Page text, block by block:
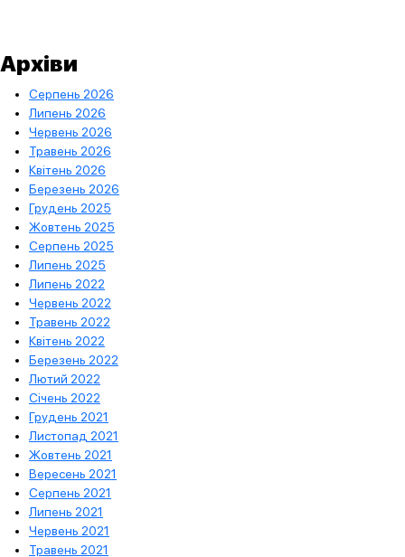
Архіви
Серпень 2026
Липень 2026
Червень 2026
Травень 2026
Квітень 2026
Березень 2026
Грудень 2025
Жовтень 2025
Серпень 2025
Липень 2025
Липень 2022
Червень 2022
Травень 2022
Квітень 2022
Березень 2022
Лютий 2022
Січень 2022
Грудень 2021
Листопад 2021
Жовтень 2021
Вересень 2021
Серпень 2021
Липень 2021
Червень 2021
Травень 2021